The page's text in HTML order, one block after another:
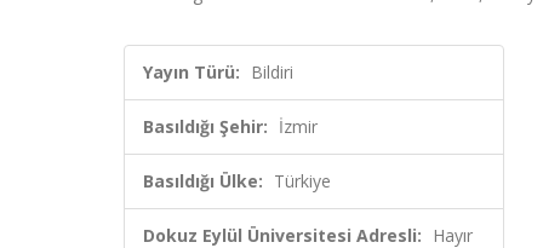
Yayın Türü: Bildiri
Basıldığı Şehir: İzmir
Basıldığı Ülke: Türkiye
Dokuz Eylül Üniversitesi Adresli: Hayır